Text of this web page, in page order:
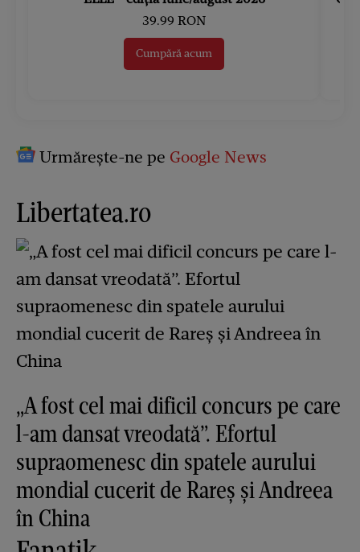
39.99 RON
Cumpără acum
Urmărește-ne pe Google News
Libertatea.ro
„A fost cel mai dificil concurs pe care
l-am dansat vreodată”. Efortul
supraomenesc din spatele aurului
mondial cucerit de Rareș și Andreea
în China